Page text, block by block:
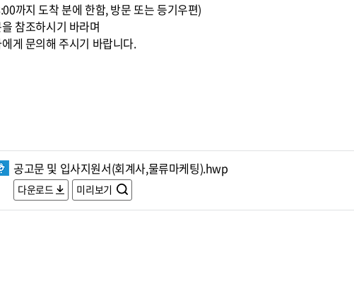
까지 도착 분에 한함, 방문 또는 등기우편)
참조하시기 바라며
게 문의해 주시기 바랍니다.
공고문 및 입사지원서(회계사,물류마케팅).hwp
다운로드 미리보기